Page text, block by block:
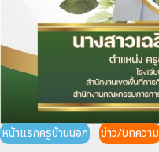
หน้าแรกครูบ้านนอก ข่าว/บทความ